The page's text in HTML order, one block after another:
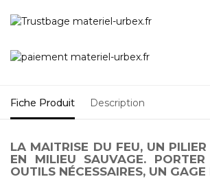
Fiche Produit Description
LA MAITRISE DU FEU, UN
EN MILIEU SAUVAGE.
OUTILS NÉCESSAIRES, UN GAGE